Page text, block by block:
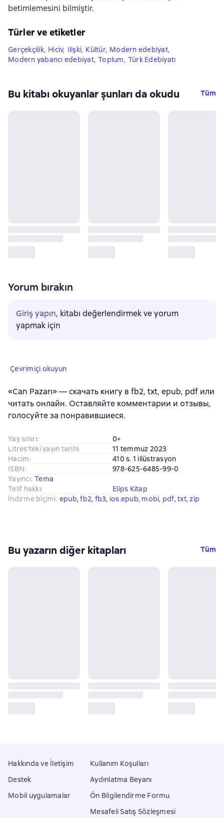
betimlemesini bilmiştir.
Türler ve etiketler
Gerçekçilik, Hiciv, Ilişki, Kültür, Modern edebi̇yat,
Modern yabancı edebiyat, Toplum, Türk Edebiyatı
Bu kitabı okuyanlar şunları da okudu Tüm
Yorum bırakın
Giriş yapın, kitabı değerlendirmek ve yorum
yapmak için
Çevrimiçi okuyun
«Can Pazarı» — скачать книгу в fb2, txt, epub, pdf или
читать онлайн. Оставляйте комментарии и отзывы,
голосуйте за понравившиеся.
Yaş sınırı:
0+
Litres'teki yayın tarihi:
11 temmuz 2023
Hacim:
410 s. 1 illüstrasyon
ISBN:
978-625-6485-99-0
Yayıncı: Tema
Telif hakkı:
Elips Kitap
İndirme biçimi: epub, fb2, fb3, ios.epub, mobi, pdf, txt, zip
Bu yazarın diğer kitapları Tüm
Hakkında ve İletişim
Destek
Mobil uygulamalar
Kullanım Koşulları
Aydınlatma Beyanı
Ön Bilgilendirme Formu
Mesafeli Satış Sözleşmesi